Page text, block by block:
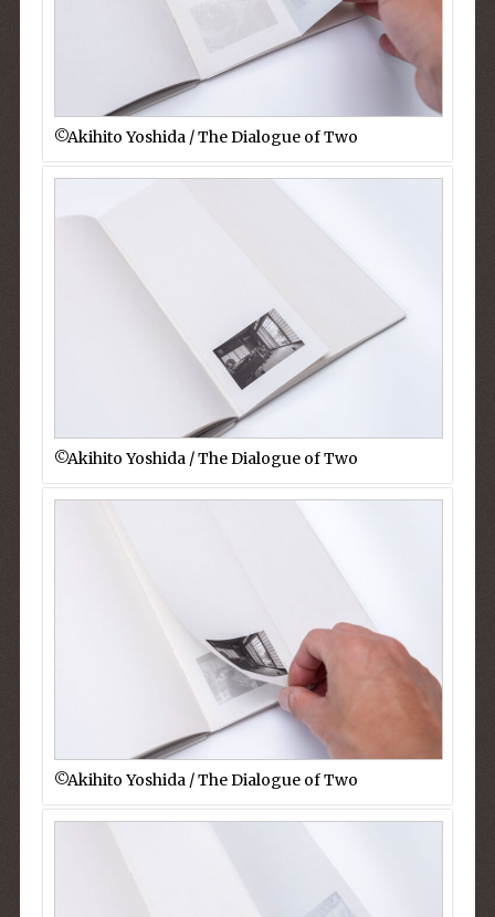
©︎Akihito Yoshida / The Dialogue of Two
©︎Akihito Yoshida / The Dialogue of Two
©︎Akihito Yoshida / The Dialogue of Two